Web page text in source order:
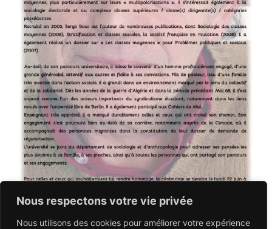
Nous respectons votre vie privée
Nous utilisons des cookies pour améliorer votre expérience